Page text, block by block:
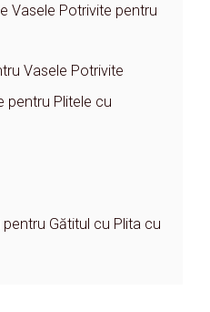
Vasele Potrivite pentru
Vasele Potrivite
pentru Plitele cu
Gătitul cu Plita cu